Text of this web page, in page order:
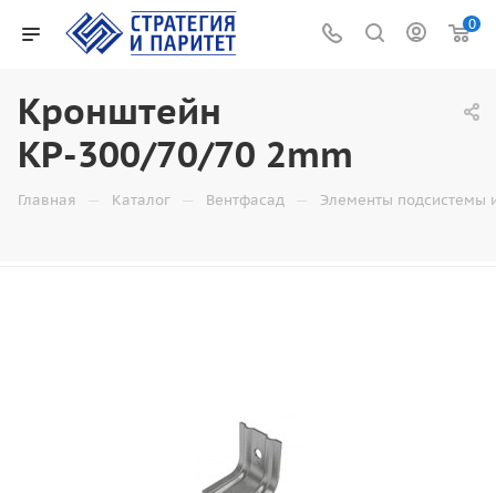
0
Кронштейн
КР-300/70/70 2mm
Главная — Каталог — Вентфасад — Элементы подсистемы